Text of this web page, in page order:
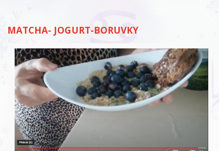
MATCHA- JOGURT-BORUVKY